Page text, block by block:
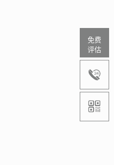
免费
评估

